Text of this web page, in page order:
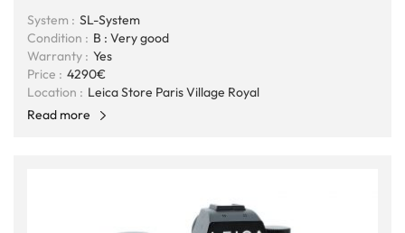
System : SL-System
Condition : B : Very good
Warranty : Yes
Price : 4290€
Location : Leica Store Paris Village Royal
Read more